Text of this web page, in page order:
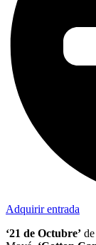
Adquirir entrada
‘21 de Octubre’